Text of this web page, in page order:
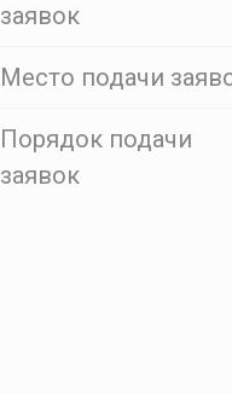
заявок
Место подачи
Порядок подачи
заявок